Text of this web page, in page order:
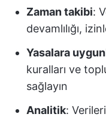
Zaman takibi:
devamlılığı,
Yasalara
kuralları ve
sağlayın
Analitik: